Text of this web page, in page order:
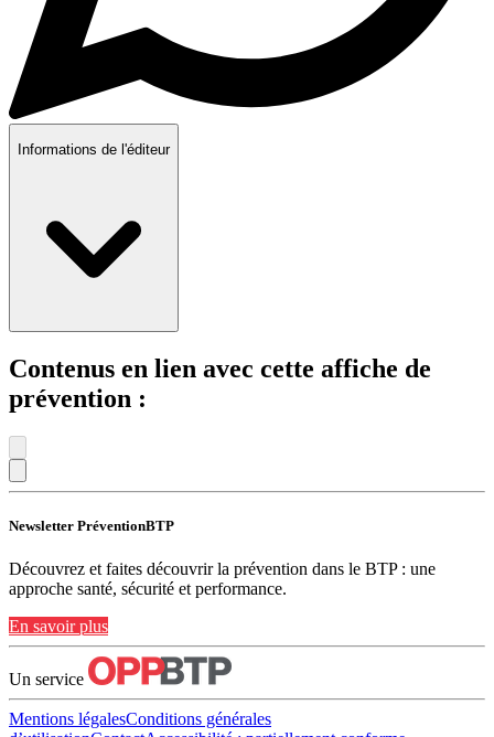
Informations de l'éditeur
Contenus en lien avec cette affiche de
prévention :
Newsletter PréventionBTP
Découvrez et faites découvrir la prévention dans le BTP : une
approche santé, sécurité et performance.
En savoir plus
Un service
Mentions légalesConditions générales